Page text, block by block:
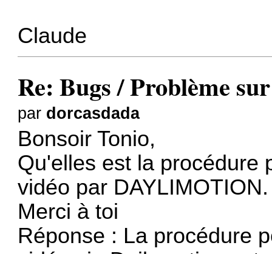
Claude
Re: Bugs / Problème
par dorcasdada
Bonsoir Tonio,
Qu'elles est la procédure
vidéo par DAYLIMOTION.
Merci à toi
Réponse : La procédure